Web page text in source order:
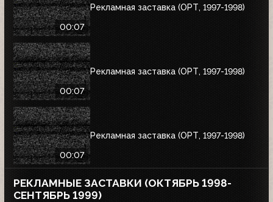
00:07
Рекламная заставка (ОРТ, 1997-1998)
00:07
Рекламная заставка (ОРТ, 1997-1998)
00:07
Рекламная заставка (ОРТ, 1997-1998)
РЕКЛАМНЫЕ ЗАСТАВКИ (ОКТЯБРЬ 1998-
СЕНТЯБРЬ 1999)